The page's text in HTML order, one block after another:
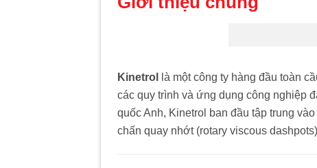
Kinetrol
là một công ty hàng đầu toàn
các quy trình và ứng dụng công nghiệp
quốc Anh, Kinetrol ban đầu tập trung
chấn quay nhớt (rotary viscous